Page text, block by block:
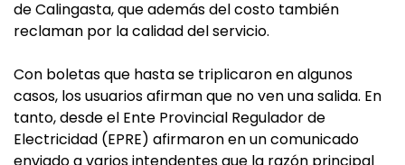
de Calingasta, que además del costo también
reclaman por la calidad del servicio.
Con boletas que hasta se triplicaron en algunos
casos, los usuarios afirman que no ven una salida. En
tanto, desde el Ente Provincial Regulador de
Electricidad (EPRE) afirmaron en un comunicado